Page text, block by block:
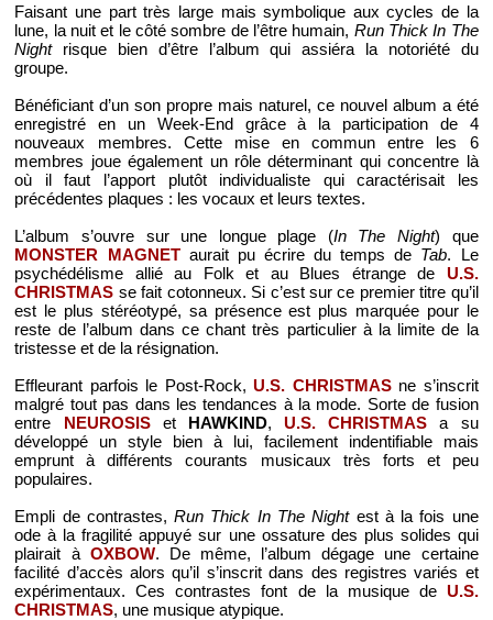
Faisant une part très large mais symbolique aux cycles de la
lune, la nuit et le côté sombre de l’être humain, Run Thick In The
Nightrisque bien d’être l’album qui assiéra la notoriété du
groupe.
Bénéficiant d’un son propre mais naturel, ce nouvel album a été
enregistré en un Week-End grâce à la participation de 4
nouveaux membres. Cette mise en commun entre les 6
membres joue également un rôle déterminant qui concentre là
où il faut l’apport plutôt individualiste qui caractérisait les
précédentes plaques : les vocaux et leurs textes.
L’album s’ouvre sur une longue plage (In The Night) que
MONSTER MAGNETaurait pu écrire du temps de Tab. Le
psychédélisme allié au Folk et au Blues étrange de U.S.
CHRISTMAS se fait cotonneux. Si c’est sur ce premier titre qu’il
est le plus stéréotypé, sa présence est plus marquée pour le
reste de l’album dans ce chant très particulier à la limite de la
tristesse et de la résignation.
Effleurant parfois le Post-Rock,U.S. CHRISTMASne s’inscrit
malgré tout pas dans les tendances à la mode. Sorte de fusion
entre NEUROSISet HAWKIND,U.S. CHRISTMAS a su
développé un style bien à lui, facilement indentifiable mais
emprunt à différents courants musicaux très forts et peu
populaires.
Empli de contrastes,Run Thick In The Nightest à la fois une
ode à la fragilité appuyé sur une ossature des plus solides qui
plairait à OXBOW. De même, l’album dégage une certaine
facilité d’accès alors qu’il s’inscrit dans des registres variés et
expérimentaux. Ces contrastes font de la musique de U.S.
CHRISTMAS, une musique atypique.